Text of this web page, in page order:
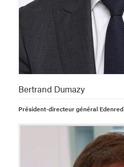
Bertrand Dumazy
Président-directeur général Edenred